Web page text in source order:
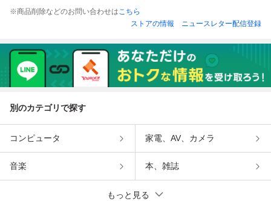
※商品削除などのお問い合わせはこちら
ストアの情報
ニュースレター配信登録
別のカテゴリで探す
コンピュータ 家電、AV、カメラ
音楽 本、雑誌
もっと見る